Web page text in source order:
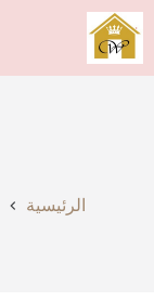
التجاوز
إلى
المحتوى
الرئيسية